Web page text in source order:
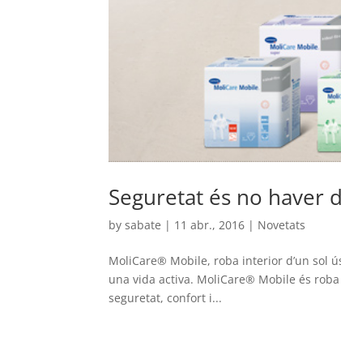
Seguretat és no haver
bysabate | 11 abr., 2016 | Novetats
MoliCare® Mobile, roba interior d’un sol
una vida activa. MoliCare® Mobile és
seguretat, confort i...